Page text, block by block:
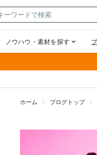
ホーム ブログトップ